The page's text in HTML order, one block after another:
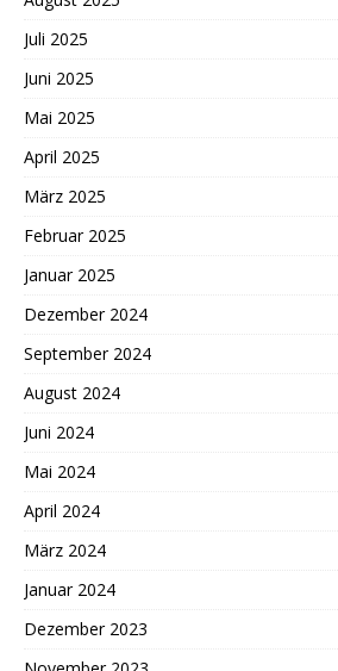
Juli 2025
Juni 2025
Mai 2025
April 2025
März 2025
Februar 2025
Januar 2025
Dezember 2024
September 2024
August 2024
Juni 2024
Mai 2024
April 2024
März 2024
Januar 2024
Dezember 2023